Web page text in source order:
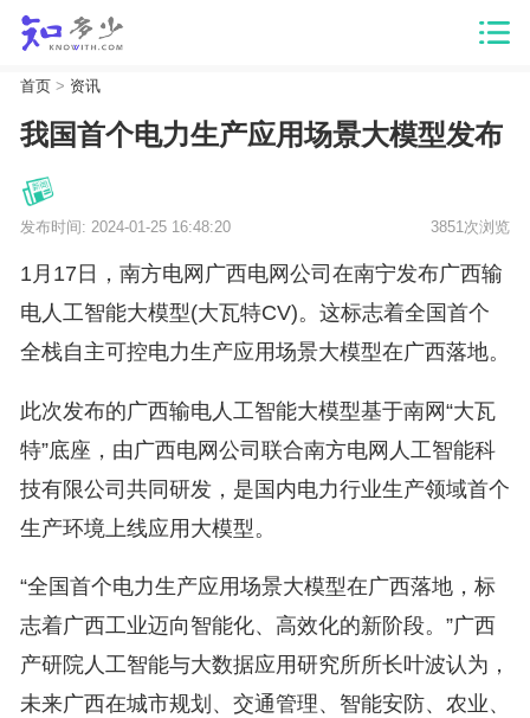
首页> 资讯
我国首个电力生产应用场景大模型发布
发布时间: 2024-01-25 16:48:20 3851次浏览
1月17日，南方电网广西电网公司在南宁发布广西输
电人工智能大模型(大瓦特CV)。这标志着全国首个
全栈自主可控电力生产应用场景大模型在广西落地。
此次发布的广西输电人工智能大模型基于南网“大瓦
特”底座，由广西电网公司联合南方电网人工智能科
技有限公司共同研发，是国内电力行业生产领域首个
生产环境上线应用大模型。
“全国首个电力生产应用场景大模型在广西落地，标
志着广西工业迈向智能化、高效化的新阶段。”广西
产研院人工智能与大数据应用研究所所长叶波认为，
未来广西在城市规划、交通管理、智能安防、农业、